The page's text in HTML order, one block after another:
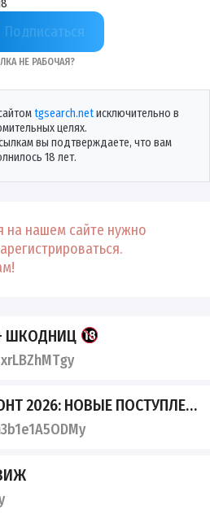
не рабочая?
tgsearch.netисключительно в
целях.
вы подтверждаете, что вам
18 лет.
на нашем сайте нужно
ШКОДНИЦ
2026: НОВЫЕ ПОСТУПЛЕНИЯ